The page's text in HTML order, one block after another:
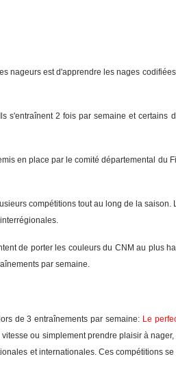
nageurs est d'apprendre les nages
s'entraînent 2 fois par semaine et certains
en place par le comité départemental du
compétitions tout au long de la saison.
de porter les couleurs du CNM au plus
par semaine.
de 3 entraînements par semaine: Le
ou simplement prendre plaisir à
et internationales. Ces compétitions